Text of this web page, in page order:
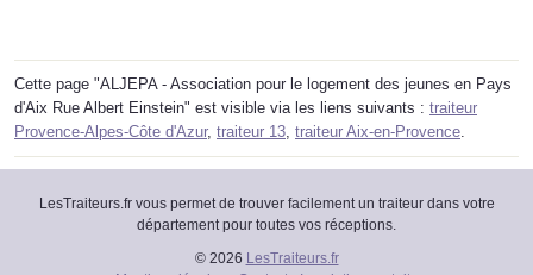
Cette page "ALJEPA - Association pour le logement des jeunes en Pays
d'Aix Rue Albert Einstein" est visible via les liens suivants : traiteur
Provence-Alpes-Côte d'Azur, traiteur 13, traiteur Aix-en-Provence.
LesTraiteurs.fr vous permet de trouver facilement un traiteur dans votre
département pour toutes vos réceptions.
© 2026 LesTraiteurs.fr